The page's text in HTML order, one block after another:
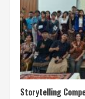
Storytelling